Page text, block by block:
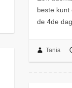
beste kunt
de 4de
Tania